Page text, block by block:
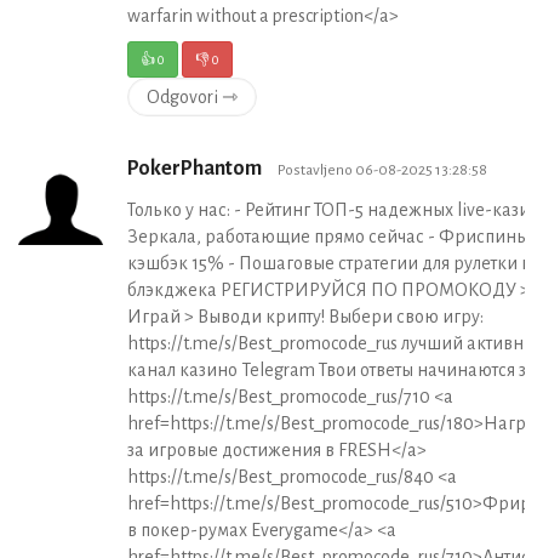
warfarin without a prescription</a>
👍0 👎0
Odgovori ⇾
PokerPhantom Postavljeno 06-08-2025 13:28:58
Только у нас: - Рейтинг ТОП-5 надежных live-
Зеркала, работающие прямо сейчас - Фриспины и
кэшбэк 15% - Пошаговые стратегии для рулетки и
блэкджека РЕГИСТРИРУЙСЯ ПО ПРОМОКОДУ >
Играй > Выводи крипту! Выбери свою игру:
https://t.me/s/Best_promocode_rus лучший
канал казино Telegram Твои ответы начинаются
https://t.me/s/Best_promocode_rus/710 <a
href=https://t.me/s/Best_promocode_rus/
за игровые достижения в FRESH</a>
https://t.me/s/Best_promocode_rus/840 <a
href=https://t.me/s/Best_promocode_rus/
в покер-румах Everygame</a> <a